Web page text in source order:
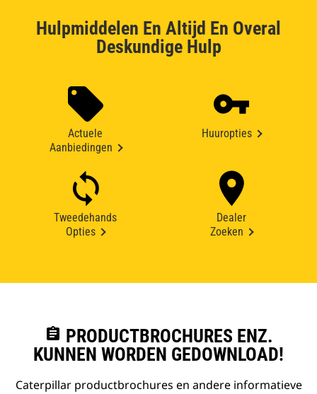
Hulpmiddelen En Altijd En Overal
Deskundige Hulp
Actuele
Aanbiedingen
Huuropties
Tweedehands
Opties
Dealer
Zoeken
assignment PRODUCTBROCHURES ENZ.
KUNNEN WORDEN GEDOWNLOAD!
Caterpillar productbrochures en andere informatieve